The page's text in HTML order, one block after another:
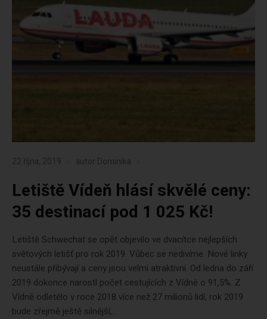
22 října, 2019 autor Dominika
Letiště Vídeň hlásí skvělé ceny:
35 destinací pod 1 025 Kč!
Letiště Schwechat se opět objevilo ve dvacítce nejlepších
světových letišť pro rok 2019. Vůbec se nedivíme. Nové linky
neustále přibývají a ceny jsou velmi atraktivní. Od ledna do září
2019 dokonce narostl počet cestujících z Vídně o 91,5%. Z
Vídně odletělo v roce 2018 více než 27 milionů lidí, rok 2019
bude zřejmě ještě silnější,...